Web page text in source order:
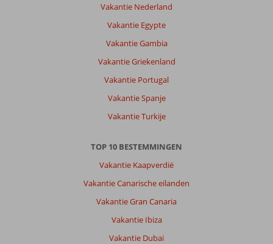
Vakantie Nederland
Vakantie Egypte
Vakantie Gambia
Vakantie Griekenland
Vakantie Portugal
Vakantie Spanje
Vakantie Turkije
TOP 10 BESTEMMINGEN
Vakantie Kaapverdië
Vakantie Canarische eilanden
Vakantie Gran Canaria
Vakantie Ibiza
Vakantie Dubai